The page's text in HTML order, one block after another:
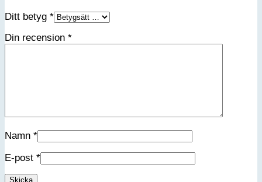
Ditt betyg *
Din recension *
Namn *
E-post *